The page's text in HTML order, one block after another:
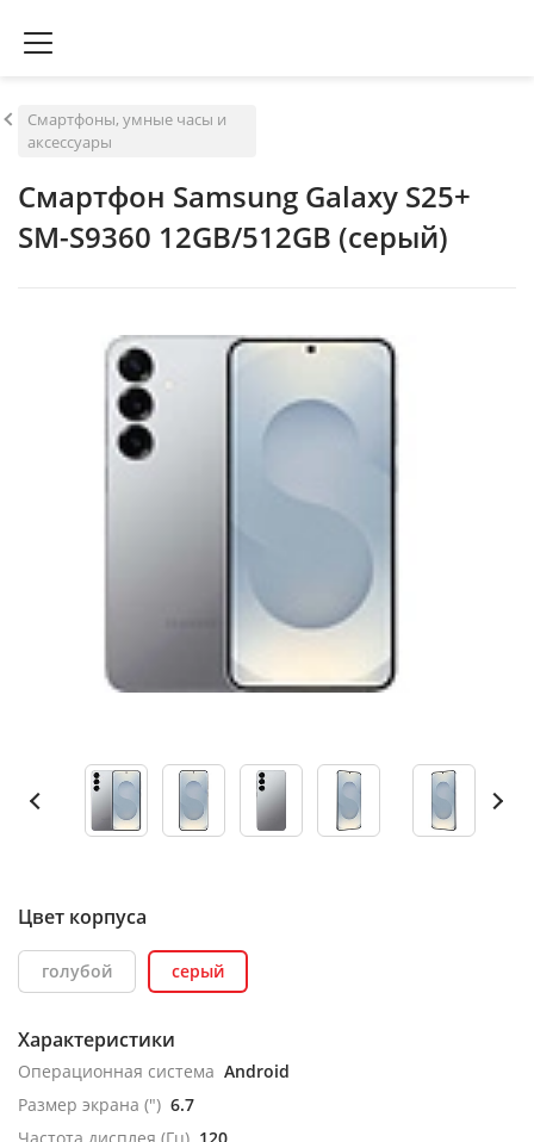
Смартфоны, умные часы и
аксессуары
Смартфон Samsung Galaxy S25+
SM-S9360 12GB/512GB (серый)
Цвет корпуса
голубой серый
Характеристики
Операционная система Android
Размер экрана (") 6.7